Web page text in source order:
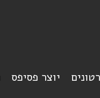
יוצר פסיפס